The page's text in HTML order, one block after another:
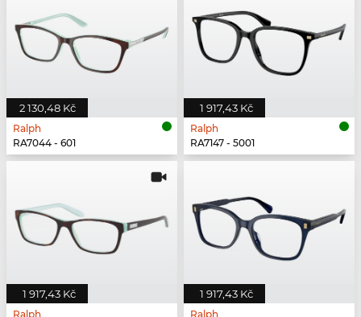
2 130,48 Kč
Ralph
RA7044 - 601
1 917,43 Kč
Ralph
RA7147 - 5001
1 917,43 Kč
Ralph
1 917,43 Kč
Ralph